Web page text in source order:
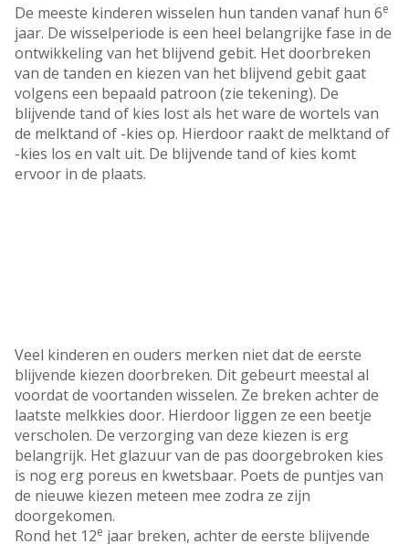
De meeste kinderen wisselen hun tanden vanaf hun 6e
jaar. De wisselperiode is een heel belangrijke fase in de
ontwikkeling van het blijvend gebit. Het doorbreken
van de tanden en kiezen van het blijvend gebit gaat
volgens een bepaald patroon (zie tekening). De
blijvende tand of kies lost als het ware de wortels van
de melktand of -kies op. Hierdoor raakt de melktand of
-kies los en valt uit. De blijvende tand of kies komt
ervoor in de plaats.
Veel kinderen en ouders merken niet dat de eerste
blijvende kiezen doorbreken. Dit gebeurt meestal al
voordat de voortanden wisselen. Ze breken achter de
laatste melkkies door. Hierdoor liggen ze een beetje
verscholen. De verzorging van deze kiezen is erg
belangrijk. Het glazuur van de pas doorgebroken kies
is nog erg poreus en kwetsbaar. Poets de puntjes van
de nieuwe kiezen meteen mee zodra ze zijn
doorgekomen.
Rond het 12e jaar breken, achter de eerste blijvende